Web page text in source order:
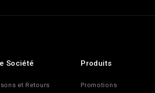
Société
et Retours
Produits
Promotions